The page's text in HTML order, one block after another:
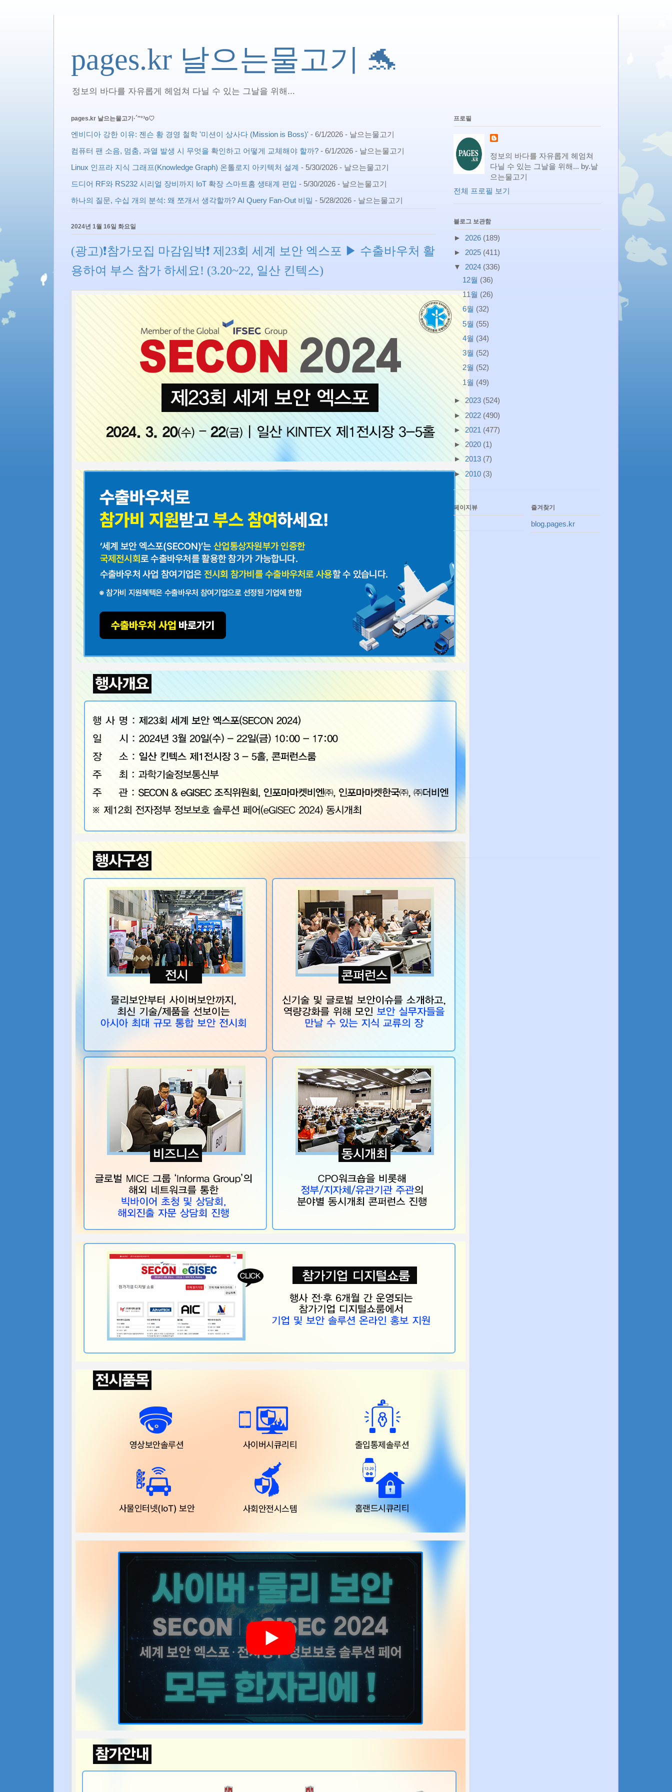
pages.kr 날으는물고기 🐬
정보의 바다를 자유롭게 헤엄쳐 다닐 수 있는 그날을 위해...
pages.kr 날으는물고기·´″°³о♡
엔비디아 강한 이유: 젠슨 황 경영 철학 '미션이 상사다 (Mission is Boss)' - 6/1/2026 - 날으는물고기
컴퓨터 팬 소음, 멈춤, 과열 발생 시 무엇을 확인하고 어떻게 교체해야 할까? - 6/1/2026 - 날으는물고기
Linux 인프라 지식 그래프(Knowledge Graph) 온톨로지 아키텍처 설계 - 5/30/2026 - 날으는물고기
드디어 RF와 RS232 시리얼 장비까지 IoT 확장 스마트홈 생태계 편입 - 5/30/2026 - 날으는물고기
하나의 질문, 수십 개의 분석: 왜 쪼개서 생각할까? AI Query Fan-Out 비밀 - 5/28/2026 - 날으는물고기
2024년 1월 16일 화요일
(광고)❗참가모집 마감임박❗ 제23회 세계 보안 엑스포 ▶ 수출바우처 활
용하여 부스 참가 하세요! (3.20~22, 일산 킨텍스)
프로필
정보의 바다를 자유롭게 헤엄쳐
다닐 수 있는 그날을 위해... by.날
으는물고기
전체 프로필 보기
블로그 보관함
► 2026 (189)
► 2025 (411)
▼ 2024 (336)
12월 (36)
11월 (26)
6월 (32)
5월 (55)
4월 (34)
3월 (52)
2월 (52)
1월 (49)
► 2023 (524)
► 2022 (490)
► 2021 (477)
► 2020 (1)
► 2013 (7)
► 2010 (3)
페이지뷰 즐겨찾기
blog.pages.kr